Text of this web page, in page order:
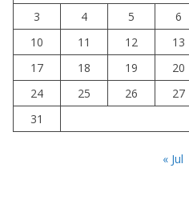
3
4 5 6
10
11 12 13
17
18 19 20
24
25 26 27
31
« Jul